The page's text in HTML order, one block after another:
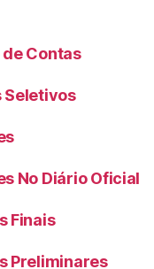
Contas
Seletivos
No Diário Oficial
Finais
Preliminares